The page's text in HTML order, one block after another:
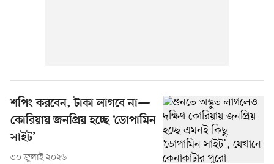
শপিং করবেন, টাকা লাগবে না—
কোরিয়ায় জনপ্রিয় হচ্ছে ‘ডোপামিন
সাইট’
৩০ জুলাই ২০২৬